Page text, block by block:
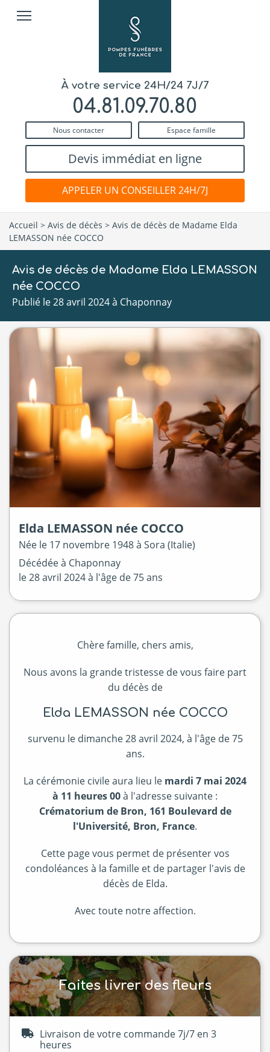
À votre service 24H/24 7J/7
04.81.09.70.80
Nous contacter Espace famille
Devis immédiat en ligne
APPELER UN CONSEILLER 24H/7J
Accueil > Avis de décès > Avis de décès de Madame Elda
LEMASSON née COCCO
Avis de décès de Madame Elda LEMASSON
née COCCO
Publié le 28 avril 2024 à Chaponnay
Elda LEMASSON née COCCO
Née le 17 novembre 1948 à Sora (Italie)
Décédée à Chaponnay
le28 avril 2024à l'âge de 75 ans
Chère famille, chers amis,
Nous avons la grande tristesse de vous faire part
du décès de
Elda LEMASSON née COCCO
survenu le dimanche 28 avril 2024, à l'âge de 75
ans.
La cérémonie civile aura lieu le mardi 7 mai 2024
à 11 heures 00à l'adresse suivante :
Crématorium de Bron, 161 Boulevard de
l'Université, Bron, France.
Cette page vous permet de présenter vos
condoléances à la famille et de partager l'avis de
décès de Elda.
Avec toute notre affection.
Faites livrer des fleurs
Livraison de votre commande 7j/7 en 3
heures